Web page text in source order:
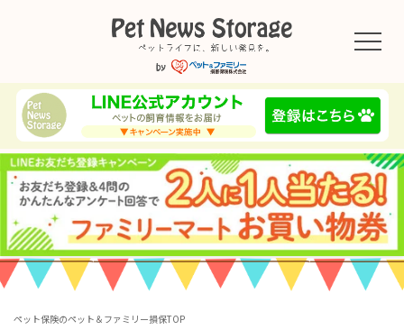
ペット保険のペット＆ファミリー損保TOP